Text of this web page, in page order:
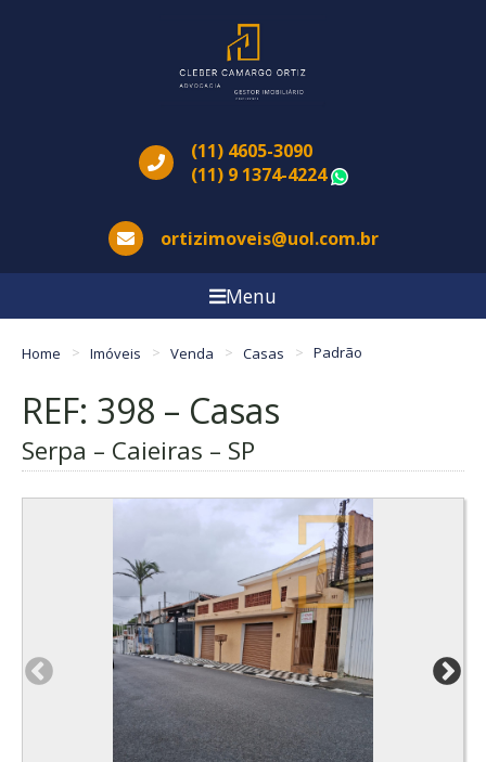
(11) 4605-3090
(11) 9 1374-4224
ortizimoveis@uol.com.br
Menu
Home Imóveis Venda Casas Padrão
REF: 398 – Casas
Serpa – Caieiras – SP